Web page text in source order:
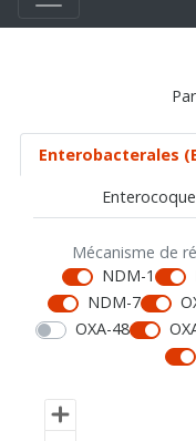
Enterobacterales
Mécanisme de
NDM-1
NDM-7
OXA-48